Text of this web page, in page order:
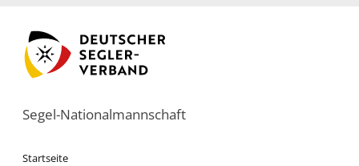
Segel-Nationalmannschaft
Startseite